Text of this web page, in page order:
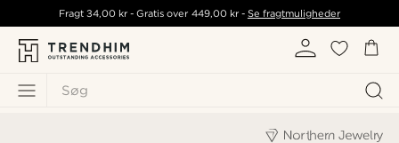
Søg
Fragt34,00 kr - Gratis over 449,00 kr- Se fragtmuligheder